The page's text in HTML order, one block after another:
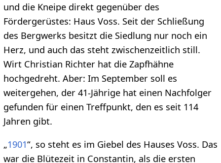
und die Kneipe direkt gegenüber des
Fördergerüstes: Haus Voss. Seit der Schließung
des Bergwerks besitzt die Siedlung nur noch ein
Herz, und auch das steht zwischenzeitlich still.
Wirt Christian Richter hat die Zapfhähne
hochgedreht. Aber: Im September soll es
weitergehen, der 41-Jährige hat einen Nachfolger
gefunden für einen Treffpunkt, den es seit 114
Jahren gibt.
„1901“, so steht es im Giebel des Hauses Voss. Das
war die Blütezeit in Constantin, als die ersten